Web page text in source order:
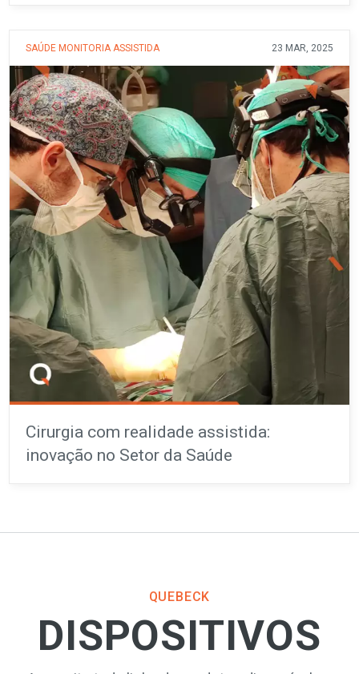
SAÚDE MONITORIA ASSISTIDA 23 MAR, 2025
Cirurgia com realidade assistida:
inovação no Setor da Saúde
QUEBECK
DISPOSITIVOS